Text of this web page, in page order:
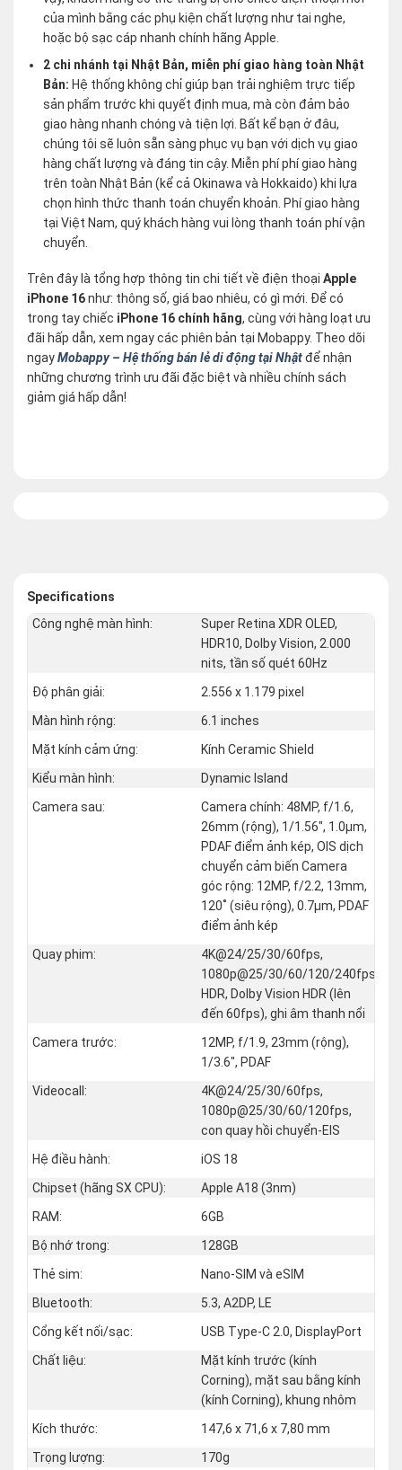
của mình bằng các phụ kiện chất lượng như tai nghe,
hoặc bộ sạc cáp nhanh chính hãng Apple.
2 chi nhánh tại Nhật Bản, miễn phí giao hàng toàn Nhật
Bản: Hệ thống không chỉ giúp bạn trải nghiệm trực tiếp
sản phẩm trước khi quyết định mua, mà còn đảm bảo
giao hàng nhanh chóng và tiện lợi. Bất kể bạn ở đâu,
chúng tôi sẽ luôn sẵn sàng phục vụ bạn với dịch vụ giao
hàng chất lượng và đáng tin cậy. Miễn phí phí giao hàng
trên toàn Nhật Bản (kể cả Okinawa và Hokkaido) khi lựa
chọn hình thức thanh toán chuyển khoản. Phí giao hàng
tại Việt Nam, quý khách hàng vui lòng thanh toán phí vận
chuyển.
Trên đây là tổng hợp thông tin chi tiết về điện thoại Apple
iPhone 16như: thông số, giá bao nhiêu, có gì mới. Để có
trong tay chiếc iPhone 16 chính hãng, cùng với hàng loạt ưu
đãi hấp dẫn, xem ngay các phiên bản tại Mobappy. Theo dõi
ngayMobappy – Hệ thống bán lẻ di động tại Nhậtđể nhận
những chương trình ưu đãi đặc biệt và nhiều chính sách
giảm giá hấp dẫn!
Specifications
Công nghệ màn hình:
Super Retina XDR OLED,
HDR10, Dolby Vision, 2.000
nits, tần số quét 60Hz
Độ phân giải:
2.556 x 1.179 pixel
Màn hình rộng:
6.1 inches
Mặt kính cảm ứng:
Kính Ceramic Shield
Kiểu màn hình:
Dynamic Island
Camera sau:
Camera chính: 48MP, f/1.6,
26mm (rộng), 1/1.56", 1.0µm,
PDAF điểm ảnh kép, OIS dịch
chuyển cảm biến Camera
góc rộng: 12MP, f/2.2, 13mm,
120˚ (siêu rộng), 0.7µm, PDAF
điểm ảnh kép
Quay phim:
4K@24/25/30/60fps,
1080p@25/30/60/120/240fps,
HDR, Dolby Vision HDR (lên
đến 60fps), ghi âm thanh nổi
Camera trước:
12MP, f/1.9, 23mm (rộng),
1/3.6", PDAF
Videocall:
4K@24/25/30/60fps,
1080p@25/30/60/120fps,
con quay hồi chuyển-EIS
Hệ điều hành:
iOS 18
Chipset (hãng SX CPU):
Apple A18 (3nm)
RAM:
6GB
Bộ nhớ trong:
128GB
Thẻ sim:
Nano-SIM và eSIM
Bluetooth:
5.3, A2DP, LE
Cổng kết nối/sạc:
USB Type-C 2.0, DisplayPort
Chất liệu:
Mặt kính trước (kính
Corning), mặt sau bằng kính
(kính Corning), khung nhôm
Kích thước:
147,6 x 71,6 x 7,80 mm
Trọng lượng:
170g